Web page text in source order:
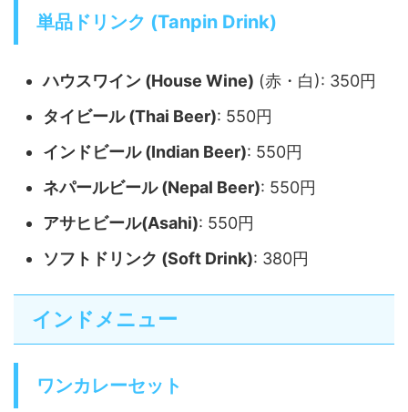
単品ドリンク (Tanpin Drink)
ハウスワイン (House Wine) (赤・白): 350円
タイビール (Thai Beer): 550円
インドビール (Indian Beer): 550円
ネパールビール (Nepal Beer): 550円
アサヒビール(Asahi): 550円
ソフトドリンク (Soft Drink): 380円
インドメニュー
ワンカレーセット